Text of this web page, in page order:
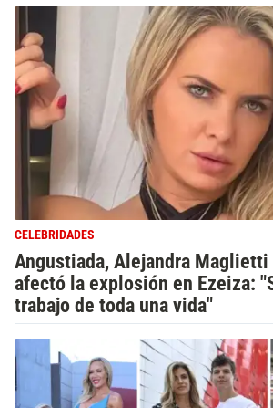
CELEBRIDADES
Angustiada, Alejandra
afectó la explosión en Ezeiza:
trabajo de toda una vida"